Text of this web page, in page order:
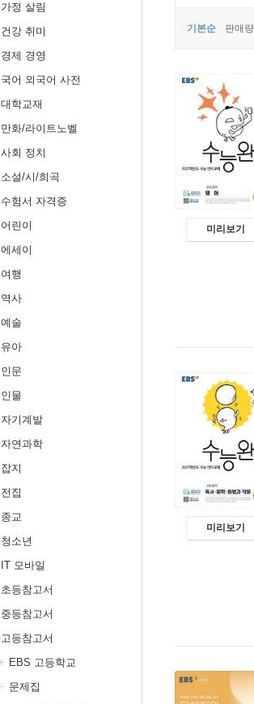
가정 살림
건강 취미
경제 경영
국어 외국어 사전
대학교재
만화/라이트노벨
사회 정치
소설/시/희곡
수험서 자격증
어린이
에세이
여행
역사
예술
유아
인문
인물
자기계발
자연과학
잡지
전집
종교
청소년
IT 모바일
초등참고서
중등참고서
고등참고서
EBS 고등학교
문제집
기본순 판매
미리보기
미리보기